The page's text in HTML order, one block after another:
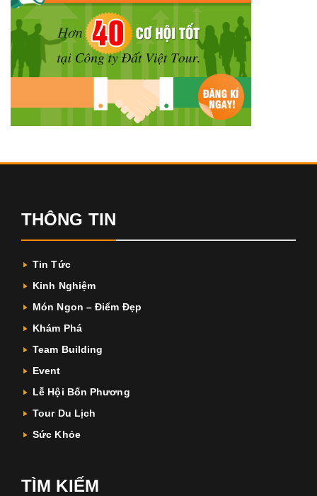
THÔNG TIN
Tin Tức
Kinh Nghiệm
Món Ngon – Điểm Đẹp
Khám Phá
Team Building
Event
Lễ Hội Bốn Phương
Tour Du Lịch
Sức Khỏe
TÌM KIẾM